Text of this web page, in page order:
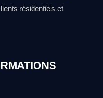
résidentiels et